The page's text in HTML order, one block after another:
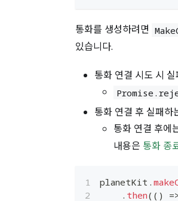
통화를 생성하려면
있습니다.
통화 연결 시도 시
통화 연결 후 실패하
통화 연결 후에
내용은 통화 종
planetKit .
. then( ( )